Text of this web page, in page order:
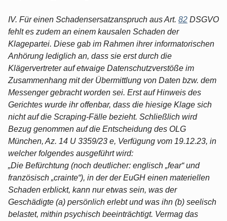
IV. Für einen Schadensersatzanspruch aus Art. 82 DSGVO
fehlt es zudem an einem kausalen Schaden der
Klagepartei. Diese gab im Rahmen ihrer informatorischen
Anhörung lediglich an, dass sie erst durch die
Klägervertreter auf etwaige Datenschutzverstöße im
Zusammenhang mit der Übermittlung von Daten bzw. dem
Messenger gebracht worden sei. Erst auf Hinweis des
Gerichtes wurde ihr offenbar, dass die hiesige Klage sich
nicht auf die Scraping-Fälle bezieht. Schließlich wird
Bezug genommen auf die Entscheidung des OLG
München, Az. 14 U 3359/23 e, Verfügung vom 19.12.23, in
welcher folgendes ausgeführt wird:
„Die Befürchtung (noch deutlicher: englisch „fear“ und
französisch „crainte“), in der der EuGH einen materiellen
Schaden erblickt, kann nur etwas sein, was der
Geschädigte (a) persönlich erlebt und was ihn (b) seelisch
belastet, mithin psychisch beeinträchtigt. Vermag das